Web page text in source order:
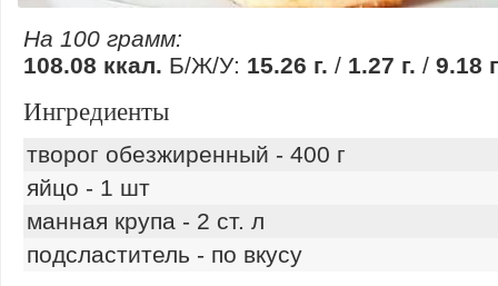
На 100 грамм:
108.08 ккал. Б/Ж/У: 15.26 г. / 1.27 г. / 9.18
Ингредиенты
творог обезжиренный - 400 г
яйцо - 1 шт
манная крупа - 2 ст. л
подсластитель - по вкусу